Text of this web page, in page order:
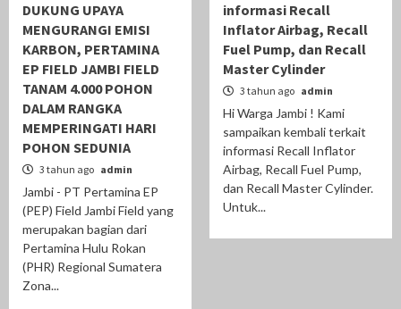
DUKUNG UPAYA
MENGURANGI EMISI
KARBON, PERTAMINA
EP FIELD JAMBI FIELD
TANAM 4.000 POHON
DALAM RANGKA
MEMPERINGATI HARI
POHON SEDUNIA
3 tahun ago admin
Jambi - PT Pertamina EP
(PEP) Field Jambi Field yang
merupakan bagian dari
Pertamina Hulu Rokan
(PHR) Regional Sumatera
Zona...
informasi Recall
Inflator Airbag, Recall
Fuel Pump, dan Recall
Master Cylinder
3 tahun ago admin
Hi Warga Jambi ! Kami
sampaikan kembali terkait
informasi Recall Inflator
Airbag, Recall Fuel Pump,
dan Recall Master Cylinder.
Untuk...